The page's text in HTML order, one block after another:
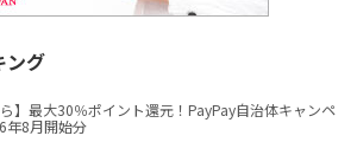
ング
ら】最大30％ポイント還元！PayPay自治体キャンペ
年8月開始分